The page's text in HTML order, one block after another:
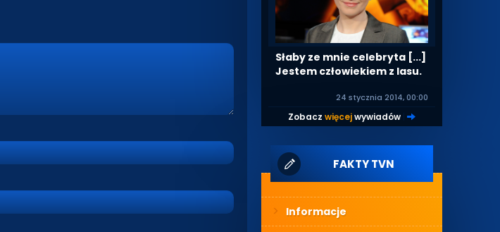
Słaby ze mnie celebryta [...]
Jestem człowiekiem z lasu.
24 stycznia 2014, 00:00
Zobaczwięcejwywiadów |
FAKTY TVN
Informacje